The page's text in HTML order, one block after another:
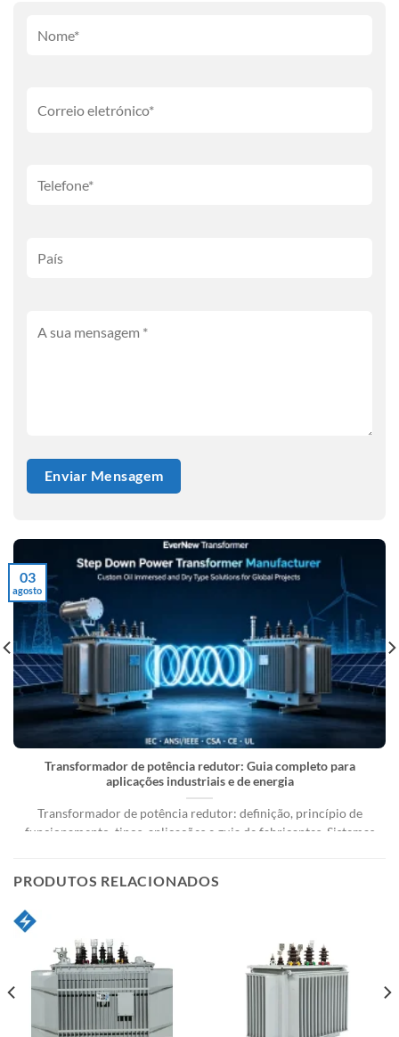
Transformador de potência redutor: Guia completo para
aplicações industriais e de energia
Transformador de potência redutor: definição, princípio de
funcionamento, tipos, aplicações e guia de fabricantes. Sistemas
03
agosto
PRODUTOS RELACIONADOS